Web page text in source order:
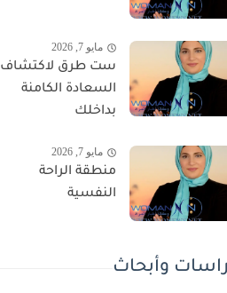
مايو 7, 2026
ست طرق لاكتشاف
السعادة الكامنة
بداخلك
مايو 7, 2026
منطقة الراحة
النفسية
وأبحاث